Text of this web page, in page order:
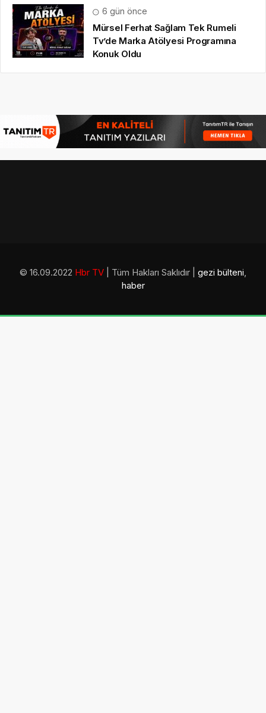
6 gün önce
Mürsel Ferhat Sağlam Tek Rumeli
Tv’de Marka Atölyesi Programına
Konuk Oldu
© 16.09.2022 Hbr TV | Tüm Hakları Saklıdır | gezi bülteni
haber